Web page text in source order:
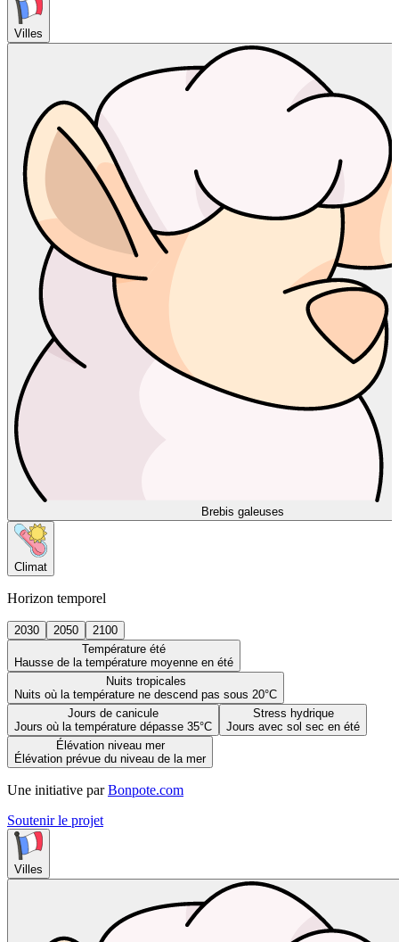
Villes
Brebis galeuses
Climat
Horizon temporel
2030 2050
2100
Température été
Hausse de la température moyenne en été
Nuits tropicales
Nuits où la température ne descend pas sous 20°C
Jours de canicule
Jours où la température dépasse 35°C
Stress hydrique
Jours avec sol sec en été
Élévation niveau mer
Élévation prévue du niveau de la mer
Une initiative par Bonpote.com
Soutenir le projet
Villes